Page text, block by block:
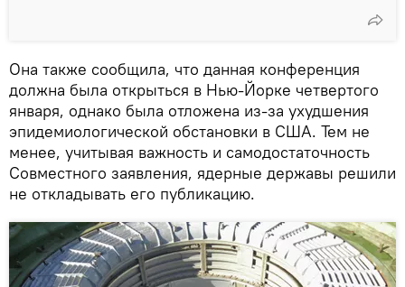
Она также сообщила, что данная конференция
должна была открыться в Нью-Йорке четвертого
января, однако была отложена из-за ухудшения
эпидемиологической обстановки в США. Тем не
менее, учитывая важность и самодостаточность
Совместного заявления, ядерные державы решили
не откладывать его публикацию.